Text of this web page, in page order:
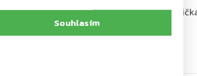
Souhlasím
Rottner Wien